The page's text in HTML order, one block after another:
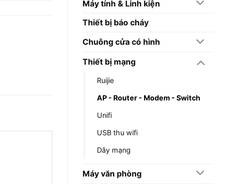
Máy tính & Linh kiện
Thiết bị báo cháy
Chuông cửa có hình
Thiết bị mạng
Ruijie
AP - Router - Modem - Switch
Unifi
USB thu wifi
Dây mạng
Máy văn phòng